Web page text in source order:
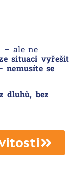
– ale ne
situaci vyřešit
nemusíte se
dluhů, bez